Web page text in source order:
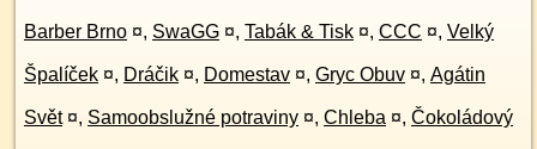
Barber Brno ¤, SwaGG ¤, Tabák & Tisk ¤, CCC ¤, Velký
Špalíček ¤, Dráčik ¤, Domestav ¤, Gryc Obuv ¤, Agátin
Svět ¤, Samoobslužné potraviny ¤, Chleba ¤, Čokoládový